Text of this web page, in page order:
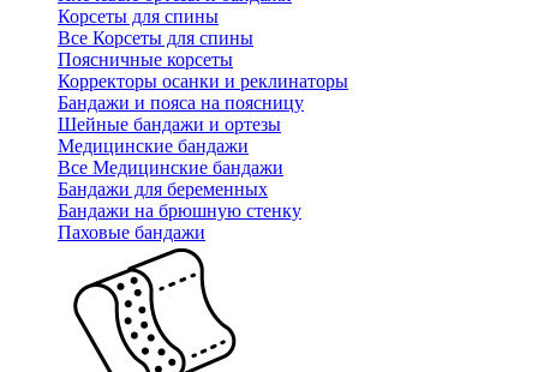
Корсеты для спины
Все Корсеты для спины
Поясничные корсеты
Корректоры осанки и реклинаторы
Бандажи и пояса на поясницу
Шейные бандажи и ортезы
Медицинские бандажи
Все Медицинские бандажи
Бандажи для беременных
Бандажи на брюшную стенку
Паховые бандажи